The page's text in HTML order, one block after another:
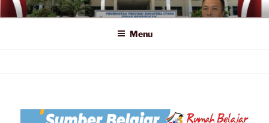
Lompat
ke
SMA NEGERI 1 LUBUK PAKAM
Official Website
Menu